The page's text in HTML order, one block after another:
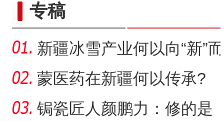
专稿
新疆冰雪产业何以向“新”而
行？
蒙医药在新疆何以传承?
锔瓷匠人颜鹏力：修的是